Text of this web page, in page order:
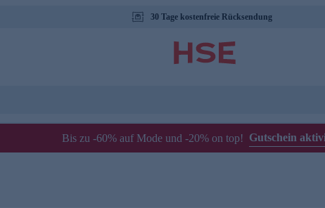
30 Tage kostenfreie Rücksendung
Bis zu -60% auf Mode und -20% on top! Gutschein